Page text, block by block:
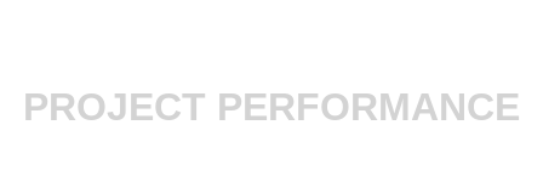
PROJECT PERFORMANCE